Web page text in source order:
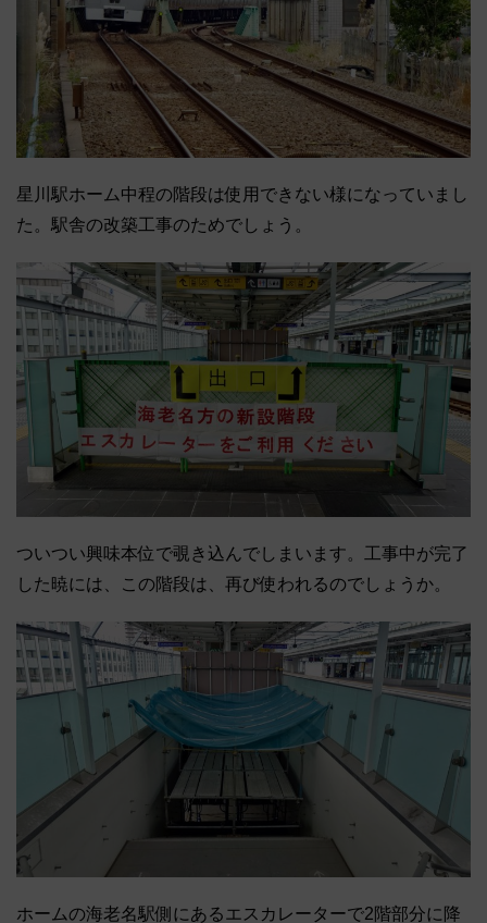
星川駅ホーム中程の階段は使用できない様になっていまし
た。駅舎の改築工事のためでしょう。
ついつい興味本位で覗き込んでしまいます。工事中が完了
した暁には、この階段は、再び使われるのでしょうか。
ホームの海老名駅側にあるエスカレーターで2階部分に降